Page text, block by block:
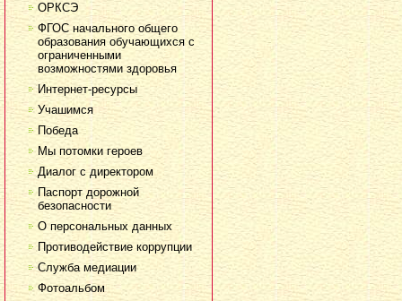
ОРКСЭ
ФГОС начального общего
образования обучающихся с
ограниченными
возможностями здоровья
Интернет-ресурсы
Учашимся
Победа
Мы потомки героев
Диалог с директором
Паспорт дорожной
безопасности
О персональных данных
Противодействие коррупции
Служба медиации
Фотоальбом